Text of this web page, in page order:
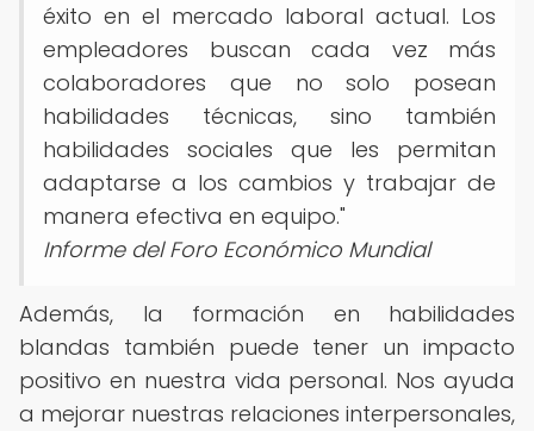
éxito en el mercado laboral actual. Los
empleadores buscan cada vez más
colaboradores que no solo posean
habilidades técnicas, sino también
habilidades sociales que les permitan
adaptarse a los cambios y trabajar de
manera efectiva en equipo."
Informe del Foro Económico Mundial
Además, la formación en habilidades
blandas también puede tener un impacto
positivo en nuestra vida personal. Nos ayuda
a mejorar nuestras relaciones interpersonales,